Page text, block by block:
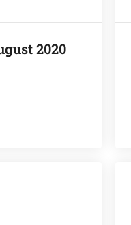
2020